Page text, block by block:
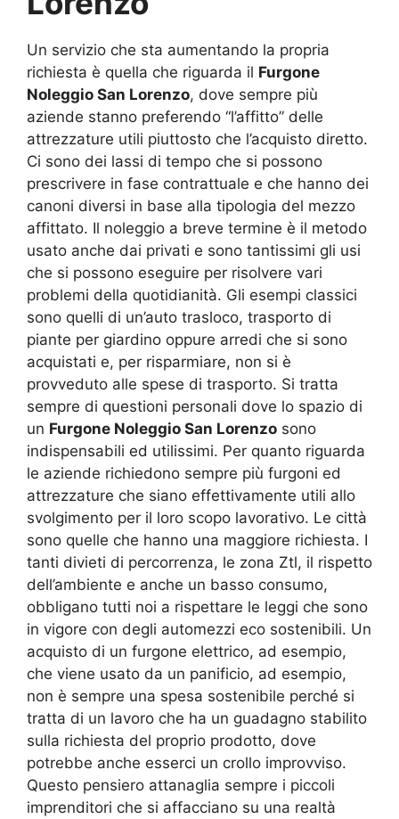
Un servizio che sta aumentando la propria
richiesta è quella che riguarda il Furgone
Noleggio San Lorenzo, dove sempre più
aziende stanno preferendo “l’affitto” delle
attrezzature utili piuttosto che l’acquisto diretto.
Ci sono dei lassi di tempo che si possono
prescrivere in fase contrattuale e che hanno dei
canoni diversi in base alla tipologia del mezzo
affittato. Il noleggio a breve termine è il metodo
usato anche dai privati e sono tantissimi gli usi
che si possono eseguire per risolvere vari
problemi della quotidianità. Gli esempi classici
sono quelli di un’auto trasloco, trasporto di
piante per giardino oppure arredi che si sono
acquistati e, per risparmiare, non si è
provveduto alle spese di trasporto. Si tratta
sempre di questioni personali dove lo spazio di
un Furgone Noleggio San Lorenzo sono
indispensabili ed utilissimi. Per quanto riguarda
le aziende richiedono sempre più furgoni ed
attrezzature che siano effettivamente utili allo
svolgimento per il loro scopo lavorativo. Le città
sono quelle che hanno una maggiore richiesta. I
tanti divieti di percorrenza, le zona Ztl, il rispetto
dell’ambiente e anche un basso consumo,
obbligano tutti noi a rispettare le leggi che sono
in vigore con degli automezzi eco sostenibili. Un
acquisto di un furgone elettrico, ad esempio,
che viene usato da un panificio, ad esempio,
non è sempre una spesa sostenibile perché si
tratta di un lavoro che ha un guadagno stabilito
sulla richiesta del proprio prodotto, dove
potrebbe anche esserci un crollo improvviso.
Questo pensiero attanaglia sempre i piccoli
imprenditori che si affacciano su una realtà